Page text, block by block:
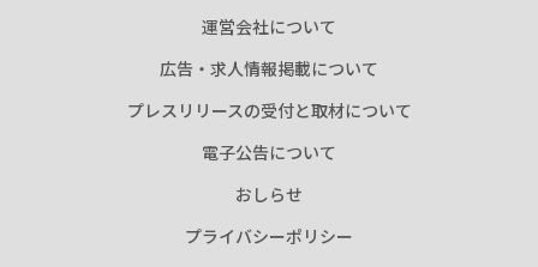
運営会社について
広告・求人情報掲載について
プレスリリースの受付と取材について
電子公告について
おしらせ
プライバシーポリシー